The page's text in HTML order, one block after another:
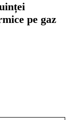
pe gaz